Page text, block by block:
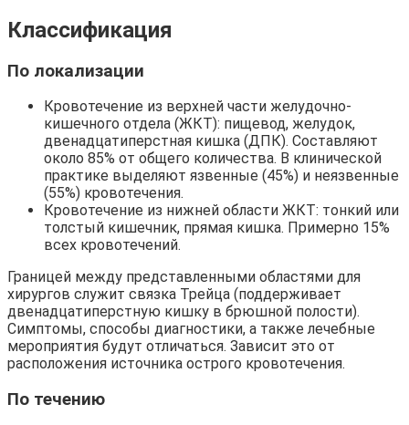
Классификация
По локализации
Кровотечение из верхней части желудочно-
кишечного отдела (ЖКТ): пищевод, желудок,
двенадцатиперстная кишка (ДПК). Составляют
около 85% от общего количества. В клинической
практике выделяют язвенные (45%) и неязвенные
(55%) кровотечения.
Кровотечение из нижней области ЖКТ: тонкий или
толстый кишечник, прямая кишка. Примерно 15%
всех кровотечений.
Границей между представленными областями для
хирургов служит связка Трейца (поддерживает
двенадцатиперстную кишку в брюшной полости).
Симптомы, способы диагностики, а также лечебные
мероприятия будут отличаться. Зависит это от
расположения источника острого кровотечения.
По течению